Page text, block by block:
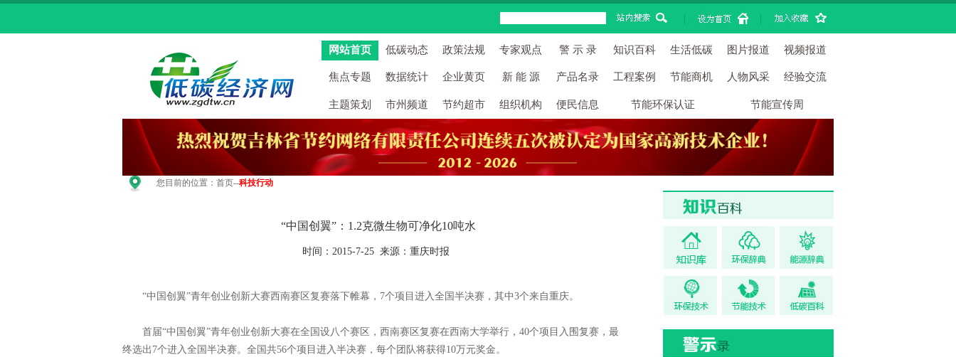
| |
网站首页 低碳动态 政策法规 专家观点 警 示 录 知识百科 生活低碳 图片报道 视频报道
焦点专题 数据统计 企业黄页 新 能 源 产品名录 工程案例 节能商机 人物风采 经验交流
主题策划 市州频道 节约超市 组织机构 便民信息 节能环保认证 节能宣传周
您目前的位置： 首页--科技行动
“中国创翼”：1.2克微生物可净化10吨水
时间：2015-7-25 来源：重庆时报
“中国创翼”青年创业创新大赛西南赛区复赛落下帷幕，7个项目进入全国半决赛，其中3个来自重庆。
首届“中国创翼”青年创业创新大赛在全国设八个赛区，西南赛区复赛在西南大学举行，40个项目入围复赛，最
终选出7个进入全国半决赛。全国共56个项目进入半决赛，每个团队将获得10万元奖金。